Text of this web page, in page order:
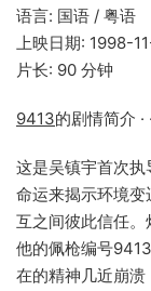
语言: 国语 / 粤语
上映日期: 1998-
片长: 90 分钟
9413的剧情简介 · ·
这是吴镇宇首次执
命运来揭示环境
互之间彼此信任。
他的佩枪编号
在的精神几近崩